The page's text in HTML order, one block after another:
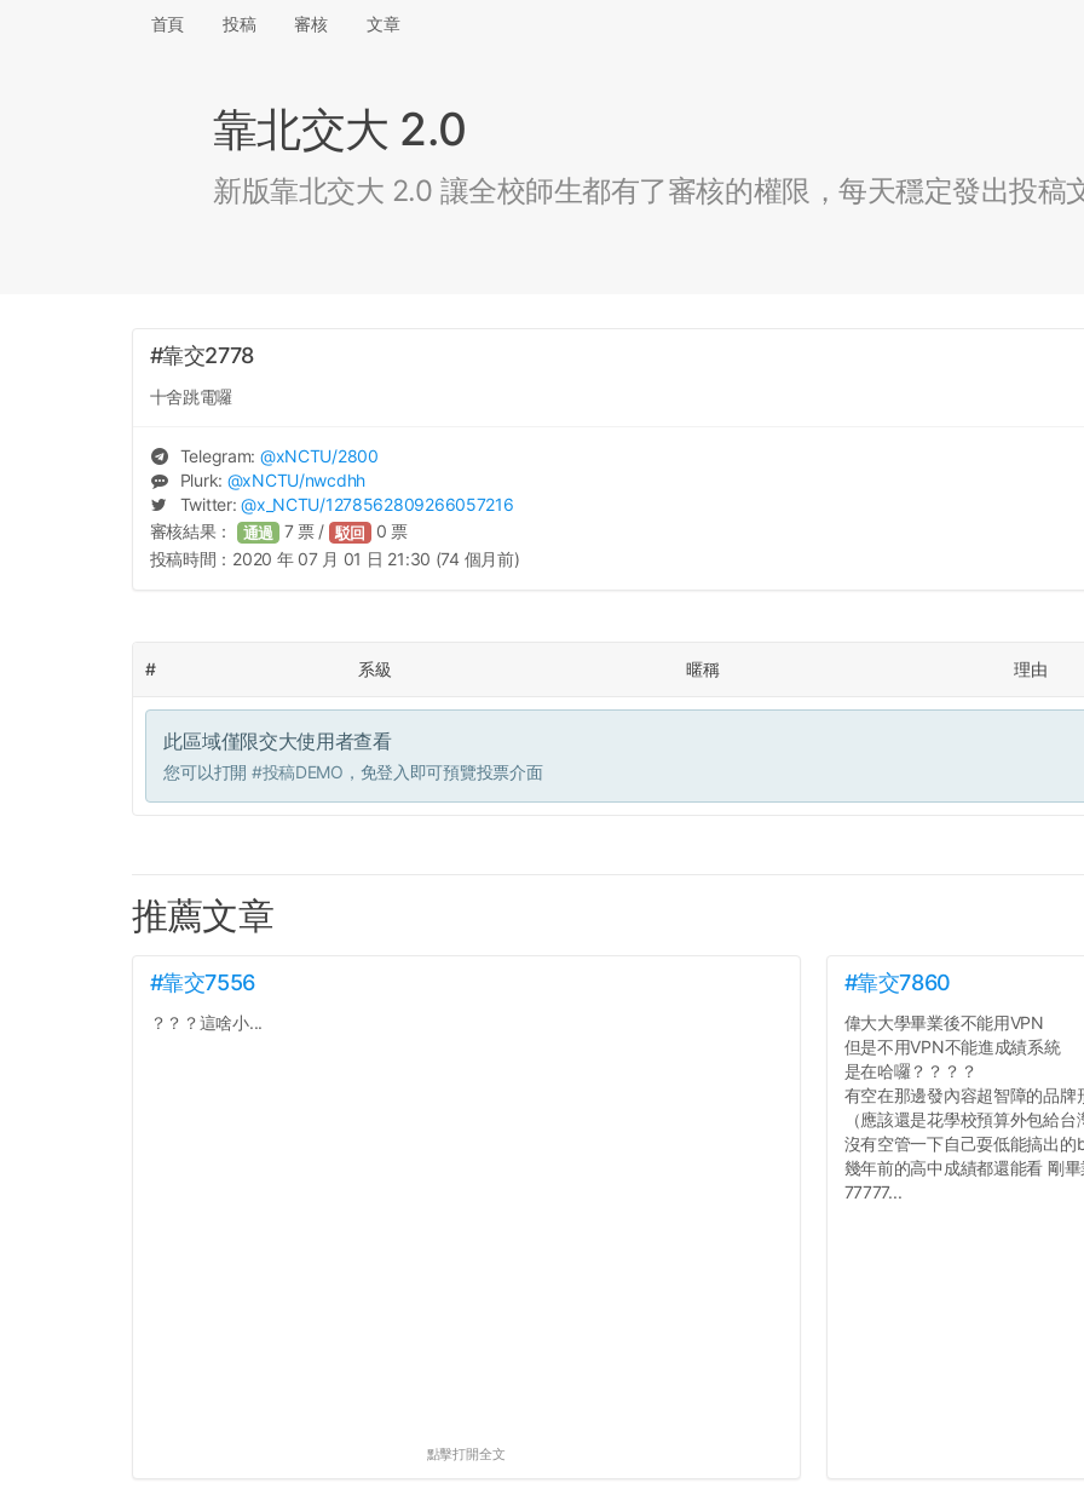
首頁 投稿 審核 文章
靠北交大 2.0
新版靠北交大 2.0 讓全校師生都有了審核的權限，每天穩定發出投稿
#靠交2778
十舍跳電囉
Telegram: @xNCTU/2800
Plurk: @xNCTU/nwcdhh
Twitter:@x_NCTU/1278562809266057216
審核結果： 通過 7票 / 駁回 0 票
投稿時間： 2020 年 07 月 01 日 21:30 (74 個月前)
# 系級 暱稱 理由
此區域僅限交大使用者查看
您可以打開 #投稿DEMO ，免登入即可預覽投票介面
推薦文章
#靠交7556
？？？這啥小...
點擊打開全文
#靠交7860
偉大大學畢業後不能用VPN
但是不用VPN不能進成績系統
是在哈囉？？？？
有空在那邊發內容超智障的品牌
（應該還是花學校預算外包給台
沒有空管一下自己耍低能搞出的
幾年前的高中成績都還能看 剛
77777...